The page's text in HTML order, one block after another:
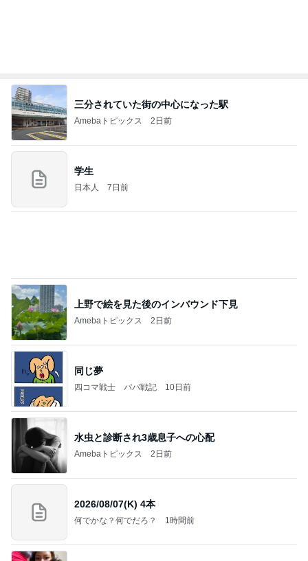
三分されていた街の中心になった駅
Amebaトピックス 2日前
学生
日本人 7日前
上野で絵を見た後のインバウンド下見
Amebaトピックス 2日前
同じ夢
四コマ戦士 パパ戦記 10日前
水虫と診断され3歳息子への心配
Amebaトピックス 2日前
2026/08/07(K) 4本
何でかな？何でだろ？ 1時間前